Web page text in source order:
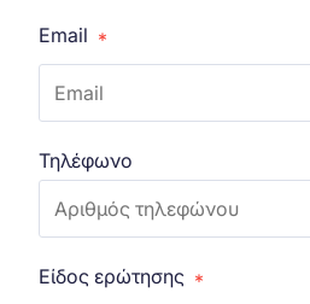
Email *
Τηλέφωνο
Είδος ερώτησης *